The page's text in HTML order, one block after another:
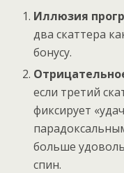
Иллюзия
два скаттера
бонусу.
если третий
фиксирует
больше
спин.